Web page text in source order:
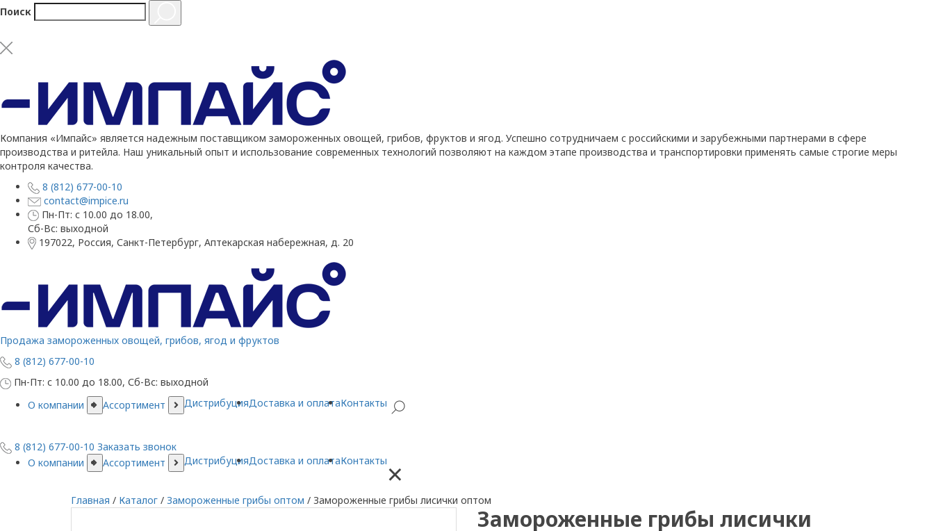
Поиск
Компания «Импайс» является надежным поставщиком замороженных овощей, грибов, фруктов и ягод. Успешно сотрудничаем с российскими и зарубежными партнерами в сфере
производства и ритейла. Наш уникальный опыт и использование современных технологий позволяют на каждом этапе производства и транспортировки применять самые строгие меры
контроля качества.
8 (812) 677-00-10
contact@impice.ru
Пн-Пт: с 10.00 до 18.00,
Сб-Вс: выходной
197022, Россия, Санкт-Петербург, Аптекарская набережная, д. 20
Продажа замороженных овощей, грибов, ягод и фруктов
8 (812) 677-00-10
Пн-Пт: с 10.00 до 18.00, Сб-Вс: выходной
О компании
Ассортимент ДистрибуцияДоставка и оплатаКонтакты
8 (812) 677-00-10 Заказать звонок
О компании
Ассортимент ДистрибуцияДоставка и оплатаКонтакты×
Главная / Каталог / Замороженные грибы оптом / Замороженные грибы лисички оптом
Замороженные грибы лисички